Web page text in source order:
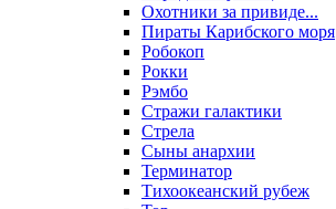
Охотники за привиде...
Пираты Карибского моря
Робокоп
Рокки
Рэмбо
Стражи галактики
Стрела
Сыны анархии
Терминатор
Тихоокеанский рубеж